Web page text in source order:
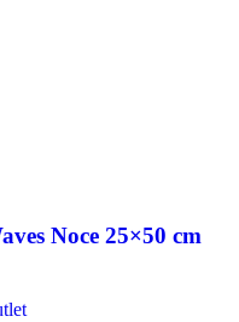
Noce 25×50 cm